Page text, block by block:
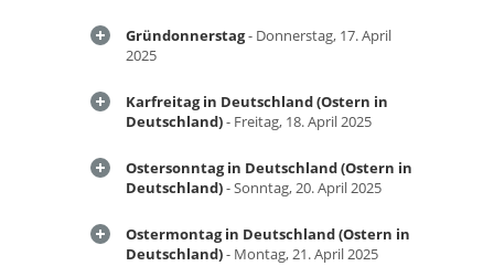
Gründonnerstag- Donnerstag, 17. April
2025
Karfreitag in Deutschland (Ostern in
Deutschland)- Freitag, 18. April 2025
Ostersonntag in Deutschland (Ostern in
Deutschland)- Sonntag, 20. April 2025
Ostermontag in Deutschland (Ostern in
Deutschland)- Montag, 21. April 2025